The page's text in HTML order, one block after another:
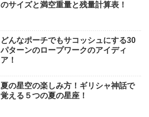
のサイズと満空重量と残量計算表！
どんなポーチでもサコッシュにする30
パターンのロープワークのアイディ
ア！
夏の星空の楽しみ方！ギリシャ神話で
覚える５つの夏の星座！